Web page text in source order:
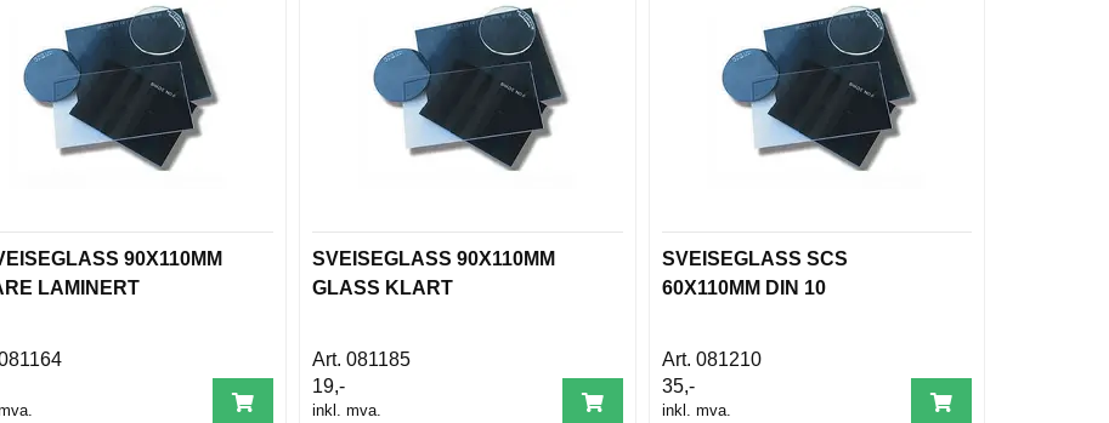
90X110MM
LAMINERT
SVEISEGLASS 90X110MM
GLASS KLART
081185
19,-
inkl. mva.
SVEISEGLASS SCS
60X110MM DIN 10
081210
35,-
inkl. mva.